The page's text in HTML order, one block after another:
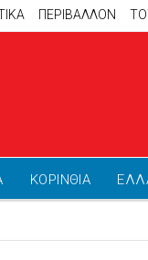
ΠΕΡΙΒΑΛΛΟΝ
ΚΟΡΙΝΘΙΑ